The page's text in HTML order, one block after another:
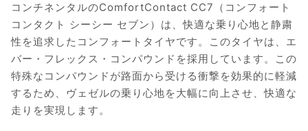
コンチネンタルのComfortContact CC7（コンフォート
コンタクト シーシー セブン）は、快適な乗り心地と静粛
性を追求したコンフォートタイヤです。このタイヤは、エ
バー・フレックス・コンパウンドを採用しています。この
特殊なコンパウンドが路面から受ける衝撃を効果的に軽減
するため、ヴェゼルの乗り心地を大幅に向上させ、快適な
走りを実現します。